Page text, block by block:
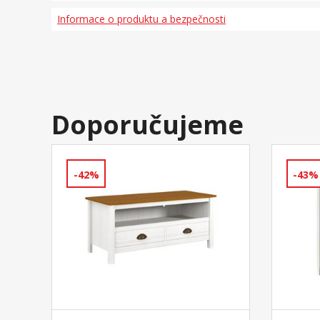
Informace o produktu a bezpečnosti
Doporučujeme
-42% -43%